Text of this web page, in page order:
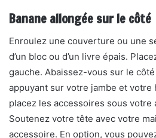
Banane allongée sur le côté
Enroulez une couverture ou une
d’un bloc ou d’un livre épais.
gauche. Abaissez-vous sur le
appuyant sur votre jambe et votre
placez les accessoires sous votre
Soutenez votre tête avec votre
accessoire. En option, vous